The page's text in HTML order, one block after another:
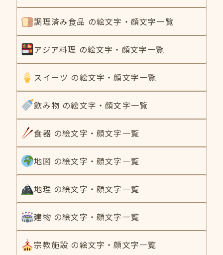
調理済み食品 の絵文字・顔文字一覧
アジア料理 の絵文字・顔文字一覧
スイーツ の絵文字・顔文字一覧
飲み物 の絵文字・顔文字一覧
食器 の絵文字・顔文字一覧
地図 の絵文字・顔文字一覧
地理 の絵文字・顔文字一覧
建物 の絵文字・顔文字一覧
宗教施設 の絵文字・顔文字一覧